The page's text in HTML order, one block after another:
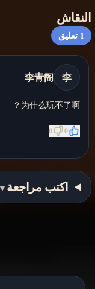
النقاش
1 تعليق
李
李青阁
为什么玩不了啊？
0
0
اكتب مراجعة▼